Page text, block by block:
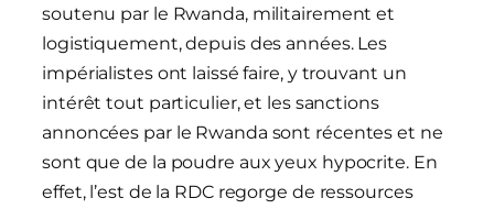
soutenu par le Rwanda, militairement et
logistiquement, depuis des années. Les
impérialistes ont laissé faire, y trouvant un
intérêt tout particulier, et les sanctions
annoncées par le Rwanda sont récentes et ne
sont que de la poudre aux yeux hypocrite. En
effet, l’est de la RDC regorge de ressources